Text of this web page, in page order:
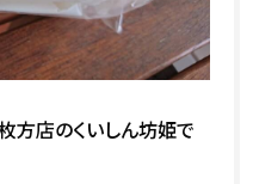
方店のくいしん坊姫で